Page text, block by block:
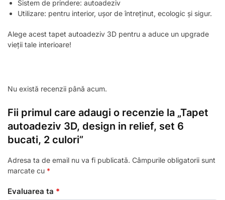
Sistem de prindere: autoadeziv
Utilizare: pentru interior, ușor de întreținut, ecologic și sigur.
Alege acest tapet autoadeziv 3D pentru a aduce un upgrade
vieții tale interioare!
Nu există recenzii până acum.
Fii primul care adaugi o recenzie la „Tapet
autoadeziv 3D, design in relief, set 6
bucati, 2 culori”
Adresa ta de email nu va fi publicată. Câmpurile obligatorii sunt
marcate cu *
Evaluarea ta *